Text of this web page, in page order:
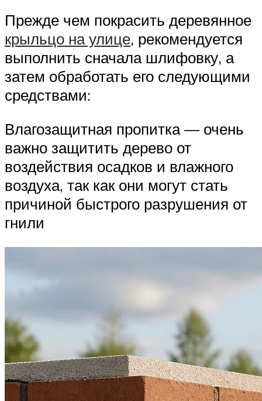
Прежде чем покрасить деревянное
крыльцо на улице, рекомендуется
выполнить сначала шлифовку, а
затем обработать его следующими
средствами:
Влагозащитная пропитка — очень
важно защитить дерево от
воздействия осадков и влажного
воздуха, так как они могут стать
причиной быстрого разрушения от
гнили